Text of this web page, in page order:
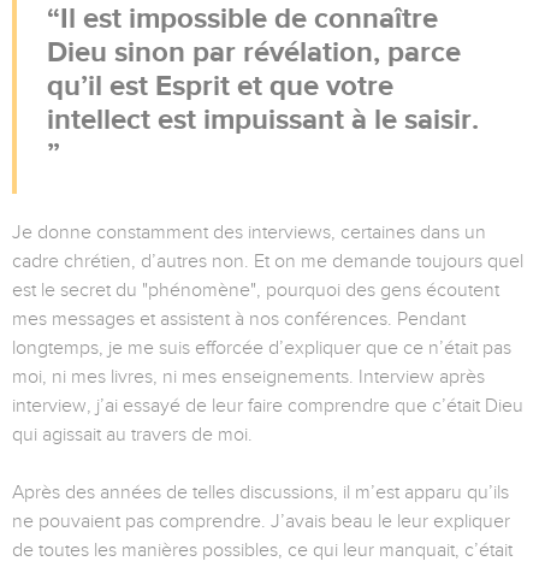
Il est impossible de connaître
Dieu sinon par révélation, parce
qu’il est Esprit et que votre
intellect est impuissant à le saisir.
Je donne constamment des interviews, certaines dans un
cadre chrétien, d’autres non. Et on me demande toujours quel
est le secret du "phénomène", pourquoi des gens écoutent
mes messages et assistent à nos conférences. Pendant
longtemps, je me suis efforcée d’expliquer que ce n’était pas
moi, ni mes livres, ni mes enseignements. Interview après
interview, j’ai essayé de leur faire comprendre que c’était Dieu
qui agissait au travers de moi.
Après des années de telles discussions, il m’est apparu qu’ils
ne pouvaient pas comprendre. J’avais beau le leur expliquer
de toutes les manières possibles, ce qui leur manquait, c’était